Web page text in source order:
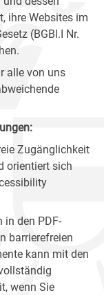
ihre Websites im
(BGBl.I Nr.
alle von uns
Zugänglichkeit
orientiert sich
in den PDF-
barrierefreien
kann mit den
wenn Sie